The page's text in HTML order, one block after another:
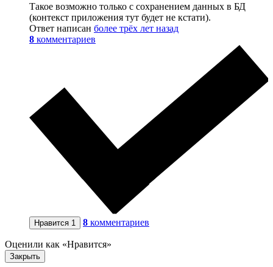
Такое возможно только с сохранением данных в БД
(контекст приложения тут будет не кстати).
Ответ написан более трёх лет назад
8 комментариев
Нравится 1 8 комментариев
Оценили как «Нравится»
Закрыть